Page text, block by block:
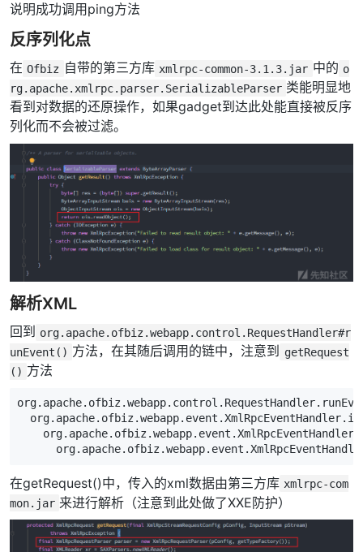
说明成功调用ping方法
反序列化点
在 Ofbiz 自带的第三方库 xmlrpc-common-3.1.3.jar 中的 o
rg.apache.xmlrpc.parser.SerializableParser 类能明显地
看到对数据的还原操作，如果gadget到达此处能直接被反序
列化而不会被过滤。
解析XML
回到
org.apache.ofbiz.webapp.control.RequestHandler#r
unEvent() 方法，在其随后调用的链中，注意到
getRequest
() 方法
在getRequest()中，传入的xml数据由第三方库 xmlrpc-com
mon.jar 来进行解析（注意到此处做了XXE防护）